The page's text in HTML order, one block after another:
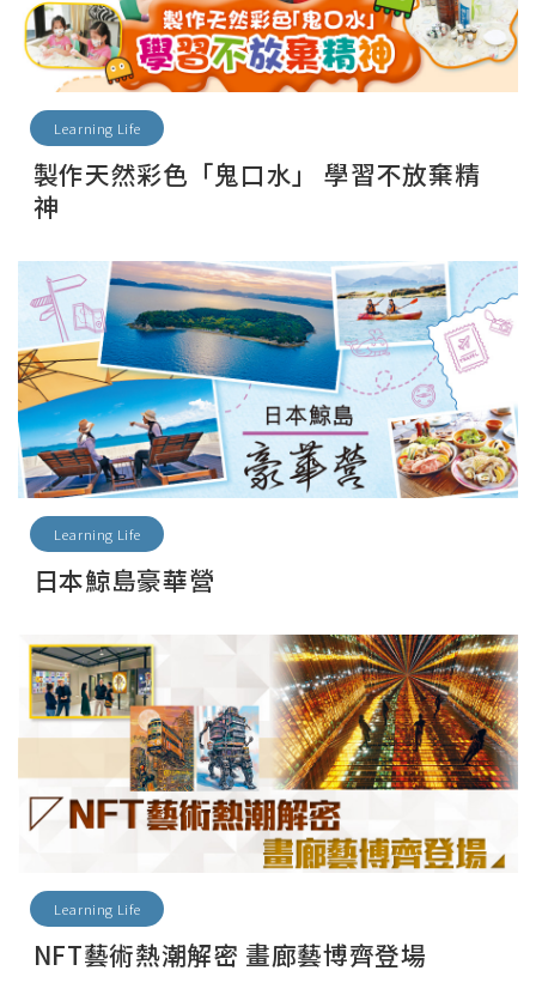
Learning Life
製作天然彩色「鬼口水」 學習不放棄精
神
Learning Life
日本鯨島豪華營
Learning Life
NFT藝術熱潮解密 畫廊藝博齊登場